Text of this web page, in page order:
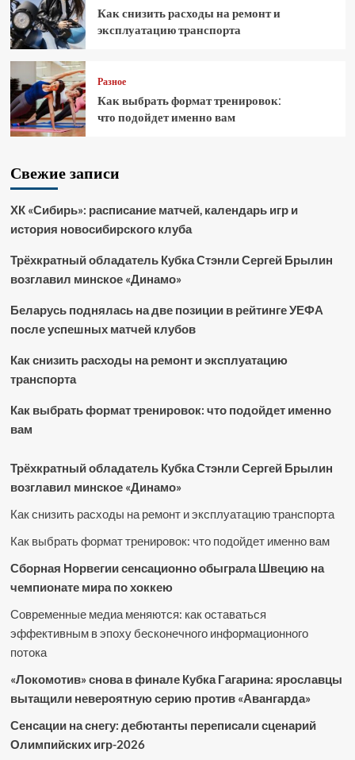
Как снизить расходы на ремонт и
эксплуатацию транспорта
Разное
Как выбрать формат тренировок:
что подойдет именно вам
Свежие записи
ХК «Сибирь»: расписание матчей, календарь игр и
история новосибирского клуба
Трёхкратный обладатель Кубка Стэнли Сергей Брылин
возглавил минское «Динамо»
Беларусь поднялась на две позиции в рейтинге УЕФА
после успешных матчей клубов
Как снизить расходы на ремонт и эксплуатацию
транспорта
Как выбрать формат тренировок: что подойдет именно
вам
Трёхкратный обладатель Кубка Стэнли Сергей Брылин
возглавил минское «Динамо»
Как снизить расходы на ремонт и эксплуатацию транспорта
Как выбрать формат тренировок: что подойдет именно вам
Сборная Норвегии сенсационно обыграла Швецию на
чемпионате мира по хоккею
Современные медиа меняются: как оставаться
эффективным в эпоху бесконечного информационного
потока
«Локомотив» снова в финале Кубка Гагарина: ярославцы
вытащили невероятную серию против «Авангарда»
Сенсации на снегу: дебютанты переписали сценарий
Олимпийских игр-2026